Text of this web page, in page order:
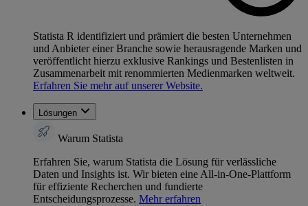
Statista R identifiziert und prämiert die besten Unternehmen
und Anbieter einer Branche sowie herausragende Marken und
veröffentlicht hierzu exklusive Rankings und Bestenlisten in
Zusammenarbeit mit renommierten Medienmarken weltweit.
Erfahren Sie mehr auf unserer Website.
Lösungen
Warum Statista
Erfahren Sie, warum Statista die Lösung für verlässliche
Daten und Insights ist. Wir bieten eine All-in-One-Plattform
für effiziente Recherchen und fundierte
Entscheidungsprozesse. Mehr erfahren